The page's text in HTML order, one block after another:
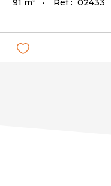
91 m² Réf : 02433